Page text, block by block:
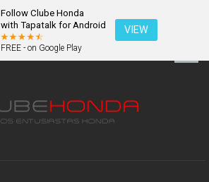
Follow Clube Honda
with Tapatalk for Android
FREE - on Google Play
VIEW